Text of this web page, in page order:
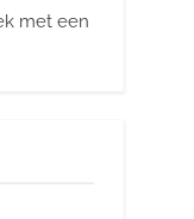
met een